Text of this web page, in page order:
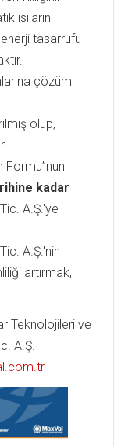
ısıların
tasarrufu
çözüm
olup,
Formu”nun
kadar
A.Ş.'ye
A.Ş.'nin
artırmak,
Teknolojileri ve
A.Ş.